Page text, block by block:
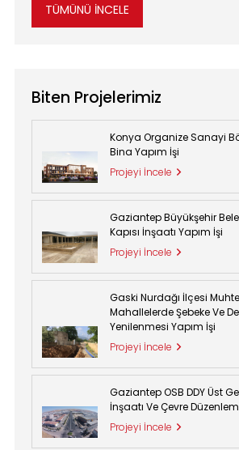
TÜMÜNÜ İNCELE
Biten Projelerimiz
Konya Organize Sanayi
Bina Yapım İşi
Projeyi İncele
Gaziantep Büyükşehir
Kapısı İnşaatı Yapım İşi
Projeyi İncele
Gaski Nurdağı İlçesi
Mahallelerde Şebeke Ve
Yenilenmesi Yapım İşi
Projeyi İncele
Gaziantep OSB DDY Üst
İnşaatı Ve Çevre
Projeyi İncele